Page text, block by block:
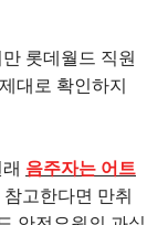
롯데월드 직원
대로 확인하지
음주자는 어트
고한다면 만취